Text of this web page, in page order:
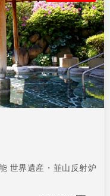
世界遺産・韮山反射炉